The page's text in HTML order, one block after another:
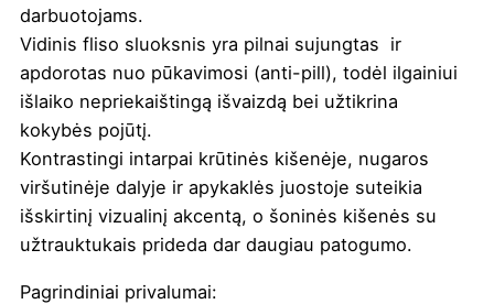
darbuotojams.
Vidinis fliso sluoksnis yra pilnai sujungtas ir
apdorotas nuo pūkavimosi (anti-pill), todėl ilgainiui
išlaiko nepriekaištingą išvaizdą bei užtikrina
kokybės pojūtį.
Kontrastingi intarpai krūtinės kišenėje, nugaros
viršutinėje dalyje ir apykaklės juostoje suteikia
išskirtinį vizualinį akcentą, o šoninės kišenės su
užtrauktukais prideda dar daugiau patogumo.
Pagrindiniai privalumai: